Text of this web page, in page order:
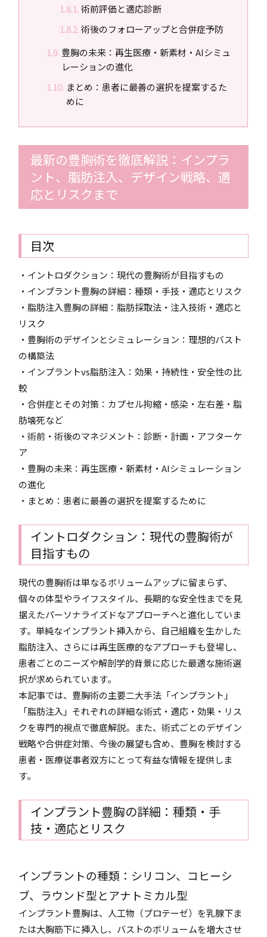
術前評価と適応診断
術後のフォローアップと合併症予防
豊胸の未来：再生医療・新素材・AIシミュ
レーションの進化
まとめ：患者に最善の選択を提案するた
めに
最新の豊胸術を徹底解説：インプラ
ント、脂肪注入、デザイン戦略、適
応とリスクまで
目次
・イントロダクション：現代の豊胸術が目指すもの
・インプラント豊胸の詳細：種類・手技・適応とリスク
・脂肪注入豊胸の詳細：脂肪採取法・注入技術・適応と
リスク
・豊胸術のデザインとシミュレーション：理想的バスト
の構築法
・インプラントvs脂肪注入：効果・持続性・安全性の比
較
・合併症とその対策：カプセル拘縮・感染・左右差・脂
肪壊死など
・術前・術後のマネジメント：診断・計画・アフターケ
ア
・豊胸の未来：再生医療・新素材・AIシミュレーション
の進化
・まとめ：患者に最善の選択を提案するために
イントロダクション：現代の豊胸術が
目指すもの
現代の豊胸術は単なるボリュームアップに留まらず、
個々の体型やライフスタイル、長期的な安全性までを見
据えたパーソナライズドなアプローチへと進化していま
す。単純なインプラント挿入から、自己組織を生かした
脂肪注入、さらには再生医療的なアプローチも登場し、
患者ごとのニーズや解剖学的背景に応じた最適な施術選
択が求められています。
本記事では、豊胸術の主要二大手法「インプラント」
「脂肪注入」それぞれの詳細な術式・適応・効果・リス
クを専門的視点で徹底解説。また、術式ごとのデザイン
戦略や合併症対策、今後の展望も含め、豊胸を検討する
患者・医療従事者双方にとって有益な情報を提供しま
す。
インプラント豊胸の詳細：種類・手
技・適応とリスク
インプラントの種類：シリコン、コヒーシ
ブ、ラウンド型とアナトミカル型
インプラント豊胸は、人工物（プロテーゼ）を乳腺下ま
たは大胸筋下に挿入し、バストのボリュームを増大させ